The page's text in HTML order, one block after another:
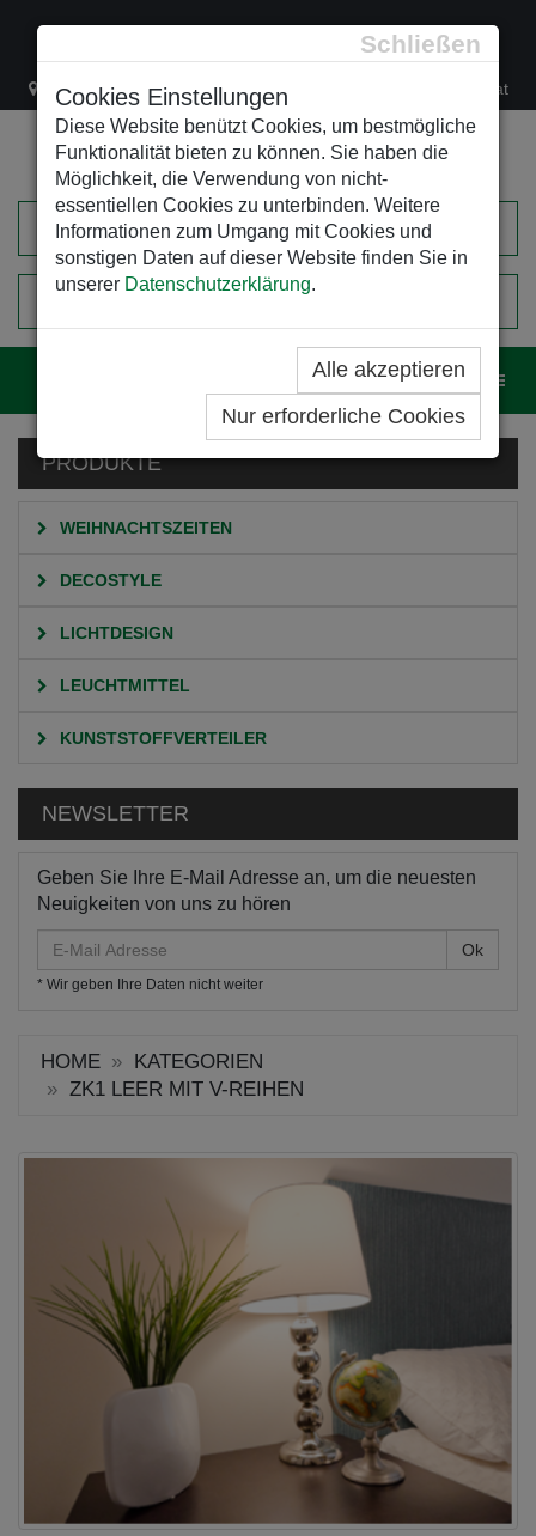
Schließen
Cookies Einstellungen
Diese Website benützt Cookies, um bestmögliche
Funktionalität bieten zu können. Sie haben die
Möglichkeit, die Verwendung von nicht-
essentiellen Cookies zu unterbinden. Weitere
Informationen zum Umgang mit Cookies und
sonstigen Daten auf dieser Website finden Sie in
unserer Datenschutzerklärung.
Alle akzeptieren
Nur erforderliche Cookies
Lacknergasse 78 +43/1/470 37 00 office@leso.at
EINKAUFSWAGEN
PRODUKTE
WEIHNACHTSZEITEN
DECOSTYLE
LICHTDESIGN
LEUCHTMITTEL
KUNSTSTOFFVERTEILER
NEWSLETTER
Geben Sie Ihre E-Mail Adresse an, um die neuesten
Neuigkeiten von uns zu hören
Mail
Adresse
* Wir geben Ihre Daten nicht weiter
HOME
KATEGORIEN
ZK1 LEER MIT V-REIHEN